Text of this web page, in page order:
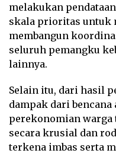
melakukan
skala prioritas untuk
membangun
seluruh pemangku
lainnya.
Selain itu, dari hasil
dampak dari
perekonomian warga
secara krusial dan
terkena imbas serta